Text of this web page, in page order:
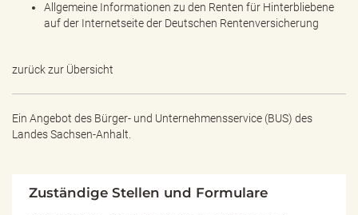
Allgemeine Informationen zu den Renten für Hinterbliebene
auf der Internetseite der Deutschen Rentenversicherung
zurück zur Übersicht
Ein Angebot des Bürger- und Unternehmensservice (BUS) des
Landes Sachsen-Anhalt.
Zuständige Stellen und Formulare